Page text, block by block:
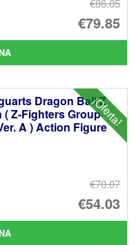
€86.05
El
€79.85
El
¡Oferta!
Dragon Ball Z
( Z-Fighters Group
A ) Action Figure
€70.07
El
€54.03
El